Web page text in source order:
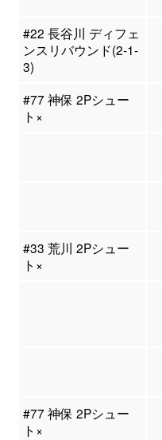
#22 長谷川 ディフェ
ンスリバウンド(2-1-
3)
#77 神保 2Pシュー
ト×
#33 荒川 2Pシュー
ト×
#77 神保 2Pシュー
ト×